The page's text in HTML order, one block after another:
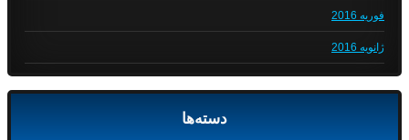
فوریه 2016
ژانویه 2016
دسته‌ها